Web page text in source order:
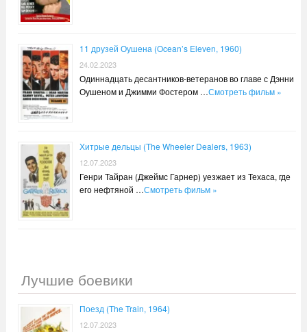
11 друзей Оушена (Ocean’s Eleven, 1960)
24.02.2023
Одиннадцать десантников-ветеранов во главе с Дэнни
Оушеном и Джимми Фостером …Смотреть фильм »
Хитрые дельцы (The Wheeler Dealers, 1963)
12.07.2023
Генри Тайран (Джеймс Гарнер) уезжает из Техаса, где
его нефтяной …Смотреть фильм »
Лучшие боевики
Поезд (The Train, 1964)
12.07.2023